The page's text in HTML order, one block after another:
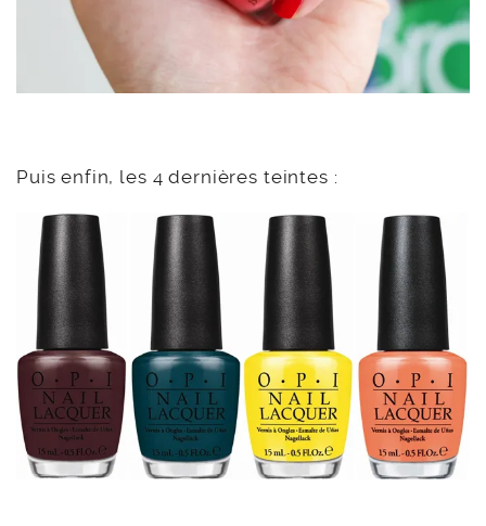
Puis enfin, les 4 dernières teintes :